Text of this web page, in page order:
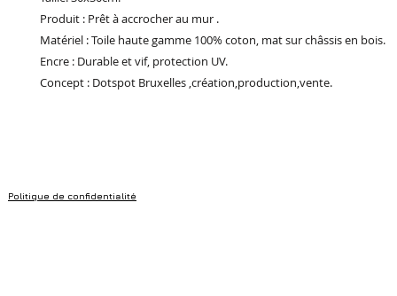
Produit : Prêt à accrocher au mur .
Matériel : Toile haute gamme 100% coton, mat sur châssis en bois.
Encre : Durable et vif, protection UV.
Concept : Dotspot Bruxelles ,création,production,vente.
Politique de confidentialité